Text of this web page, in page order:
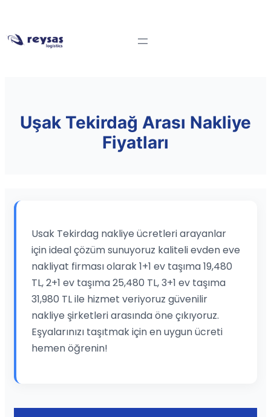
Uşak Tekirdağ Arası Nakliye
Fiyatları
Usak Tekirdag nakliye ücretleri arayanlar
için ideal çözüm sunuyoruz kaliteli evden eve
nakliyat firması olarak 1+1 ev taşıma 19,480
TL, 2+1 ev taşıma 25,480 TL, 3+1 ev taşıma
31,980 TL ile hizmet veriyoruz güvenilir
nakliye şirketleri arasında öne çıkıyoruz.
Eşyalarınızı taşıtmak için en uygun ücreti
hemen öğrenin!